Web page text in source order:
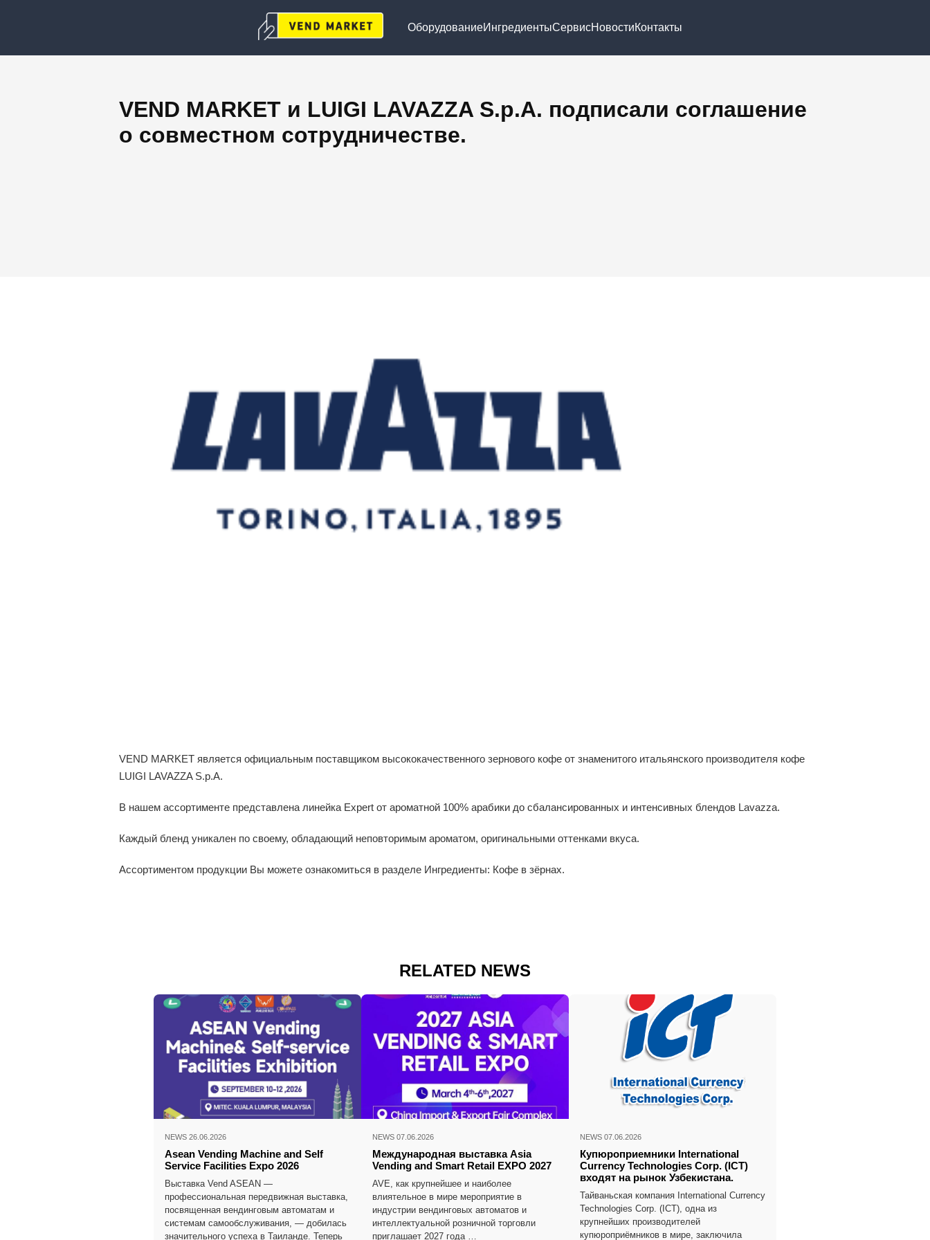
ОборудованиеИнгредиентыСервисНовостиКонтакты
VEND MARKET и LUIGI LAVAZZA S.p.A. подписали соглашение
о совместном сотрудничестве.
VEND MARKET является официальным поставщиком высококачественного зернового кофе от знаменитого итальянского производителя кофе
LUIGI LAVAZZA S.p.A.
В нашем ассортименте представлена линейка Expert от ароматной 100% арабики до сбалансированных и интенсивных блендов Lavazza.
Каждый бленд уникален по своему, обладающий неповторимым ароматом, оригинальными оттенками вкуса.
Ассортиментом продукции Вы можете ознакомиться в разделе Ингредиенты: Кофе в зёрнах.
RELATED NEWS
NEWS 26.06.2026
Asean Vending Machine and Self
Service Facilities Expo 2026
Выставка Vend ASEAN —
профессиональная передвижная выставка,
посвященная вендинговым автоматам и
системам самообслуживания, — добилась
значительного успеха в Таиланде. Теперь
NEWS 07.06.2026
Международная выставка Asia
Vending and Smart Retail EXPO 2027
AVE, как крупнейшее и наиболее
влиятельное в мире мероприятие в
индустрии вендинговых автоматов и
интеллектуальной розничной торговли
приглашает 2027 года …
NEWS 07.06.2026
Купюроприемники International
Currency Technologies Corp. (ICT)
входят на рынок Узбекистана.
Тайваньская компания International Currency
Technologies Corp. (ICT), одна из
крупнейших производителей
купюроприёмников в мире, заключила